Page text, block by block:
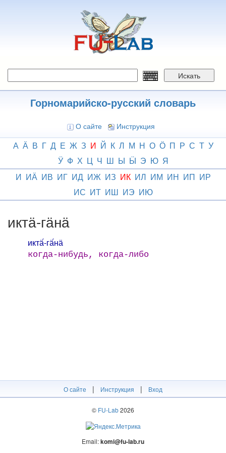
Искать
Горномарийско-русский словарь
О сайте Инструкция
А Ӓ В Г Д Е Ж З И Й К Л М Н О Ӧ П Р С Т У
Ӱ Ф Х Ц Ч Ш Ы Ӹ Э Ю Я
И ИӒ ИВ ИГ ИД ИЖ ИЗ ИК ИЛ ИМ ИН ИП ИР
ИС ИТ ИШ ИЭ ИЮ
иктӓ-гӓнӓ
иктӓ́-гӓ́нӓ
когда-нибудь, когда-либо
О сайте | Инструкция | Вход
© FU-Lab2026
Email:komi@fu-lab.ru